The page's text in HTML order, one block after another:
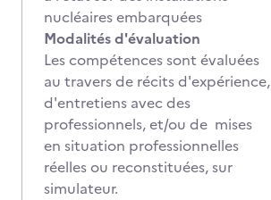
nucléaires embarquées
Modalités d'évaluation
Les compétences sont évaluées
au travers de récits d'expérience,
d'entretiens avec des
professionnels, et/ou de mises
en situation professionnelles
réelles ou reconstituées, sur
simulateur.